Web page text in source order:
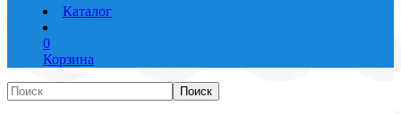
Каталог
0
Корзина